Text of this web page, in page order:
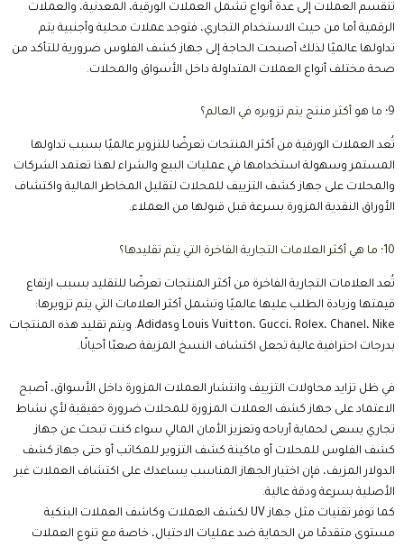
تنقسم العملات إلى عدة أنواع تشمل العملات الورقية، المعدنية، والعملات
الرقمية أما من حيث الاستخدام التجاري، فتوجد عملات محلية وأجنبية يتم
تداولها عالميًا لذلك أصبحت الحاجة إلى جهاز كشف الفلوس ضرورية للتأكد من
صحة مختلف أنواع العملات المتداولة داخل الأسواق والمحلات.
9؛ ما هو أكثر منتج يتم تزويره في العالم؟
تُعد العملات الورقية من أكثر المنتجات تعرضًا للتزوير عالميًا بسبب تداولها
المستمر وسهولة استخدامها في عمليات البيع والشراء لهذا تعتمد الشركات
والمحلات على جهاز كشف التزييف للمحلات لتقليل المخاطر المالية واكتشاف
الأوراق النقدية المزورة بسرعة قبل قبولها من العملاء.
10؛ ما هي أكثر العلامات التجارية الفاخرة التي يتم تقليدها؟
تُعد العلامات التجارية الفاخرة من أكثر المنتجات تعرضًا للتقليد بسبب ارتفاع
قيمتها وزيادة الطلب عليها عالميًا وتشمل أكثر العلامات التي يتم تزويرها:
Louis Vuitton، Gucci، Rolex، Chanel، Nike وAdidas. ويتم تقليد هذه المنتجات
بدرجات احترافية عالية تجعل اكتشاف النسخ المزيفة صعبًا أحيانًا.
في ظل تزايد محاولات التزييف وانتشار العملات المزورة داخل الأسواق، أصبح
الاعتماد على جهاز كشف العملات المزورة للمحلات ضرورة حقيقية لأي نشاط
تجاري يسعى لحماية أرباحه وتعزيز الأمان المالي سواء كنت تبحث عن جهاز
كشف الفلوس للمحلات أو ماكينة كشف التزوير للمكاتب أو حتى جهاز كشف
الدولار المزيف، فإن اختيار الجهاز المناسب يساعدك على اكتشاف العملات غير
الأصلية بسرعة ودقة عالية.
كما توفر تقنيات مثل جهاز UV لكشف العملات وكاشف العملات البنكية
مستوى متقدمًا من الحماية ضد عمليات الاحتيال، خاصة مع تنوع العملات